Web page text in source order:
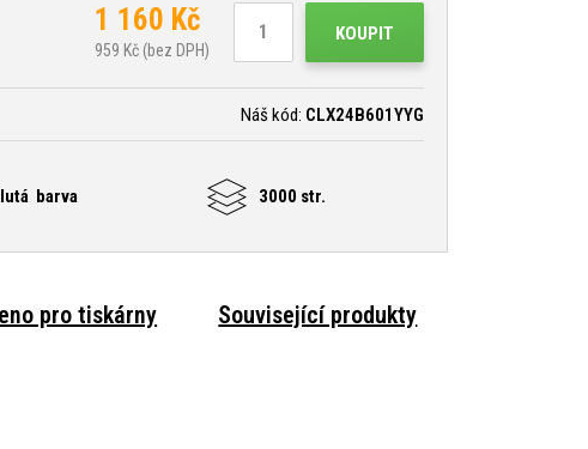
1 160 Kč
959 Kč (bez DPH)
KOUPIT
Náš kód: CLX24B601YYG
barva 3000 str.
pro tiskárny Související produkty